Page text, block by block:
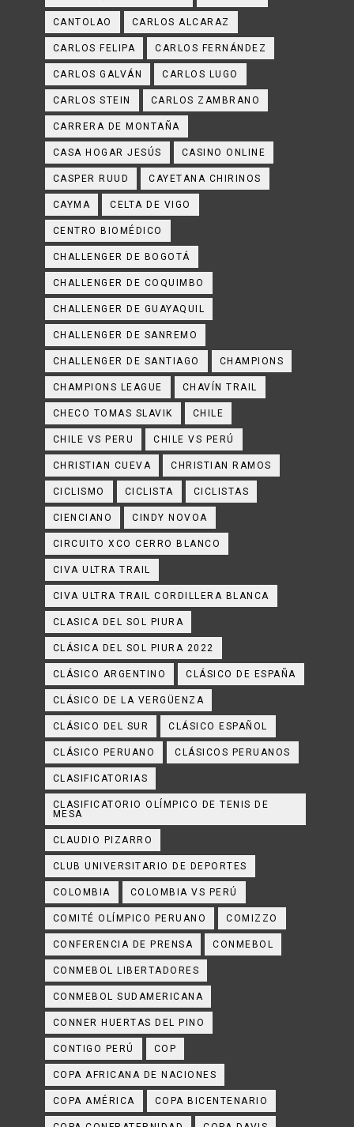
CANTOLAO CARLOS ALCARAZ
CARLOS FELIPA CARLOS FERNÁNDEZ
CARLOS GALVÁN CARLOS LUGO
CARLOS STEIN CARLOS ZAMBRANO
CARRERA DE MONTAÑA
CASA HOGAR JESÚS CASINO ONLINE
CASPER RUUD CAYETANA CHIRINOS
CAYMA CELTA DE VIGO
CENTRO BIOMÉDICO
CHALLENGER DE BOGOTÁ
CHALLENGER DE COQUIMBO
CHALLENGER DE GUAYAQUIL
CHALLENGER DE SANREMO
CHALLENGER DE SANTIAGO CHAMPIONS
CHAMPIONS LEAGUE CHAVÍN TRAIL
CHECO TOMAS SLAVIK CHILE
CHILE VS PERU CHILE VS PERÚ
CHRISTIAN CUEVA CHRISTIAN RAMOS
CICLISMO CICLISTA CICLISTAS
CIENCIANO CINDY NOVOA
CIRCUITO XCO CERRO BLANCO
CIVA ULTRA TRAIL
CIVA ULTRA TRAIL CORDILLERA BLANCA
CLASICA DEL SOL PIURA
CLÁSICA DEL SOL PIURA 2022
CLÁSICO ARGENTINO CLÁSICO DE ESPAÑA
CLÁSICO DE LA VERGÜENZA
CLÁSICO DEL SUR CLÁSICO ESPAÑOL
CLÁSICO PERUANO CLÁSICOS PERUANOS
CLASIFICATORIAS
CLASIFICATORIO OLÍMPICO DE TENIS DE
MESA
CLAUDIO PIZARRO
CLUB UNIVERSITARIO DE DEPORTES
COLOMBIA COLOMBIA VS PERÚ
COMITÉ OLÍMPICO PERUANO COMIZZO
CONFERENCIA DE PRENSA CONMEBOL
CONMEBOL LIBERTADORES
CONMEBOL SUDAMERICANA
CONNER HUERTAS DEL PINO
CONTIGO PERÚ COP
COPA AFRICANA DE NACIONES
COPA AMÉRICA COPA BICENTENARIO